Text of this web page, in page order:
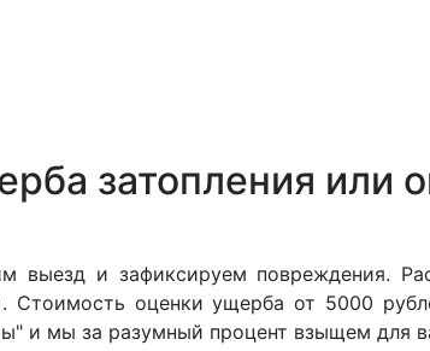
затопления или
выезд и зафиксируем повреждения.
Стоимость оценки ущерба от 5000
и мы за разумный процент взыщем для